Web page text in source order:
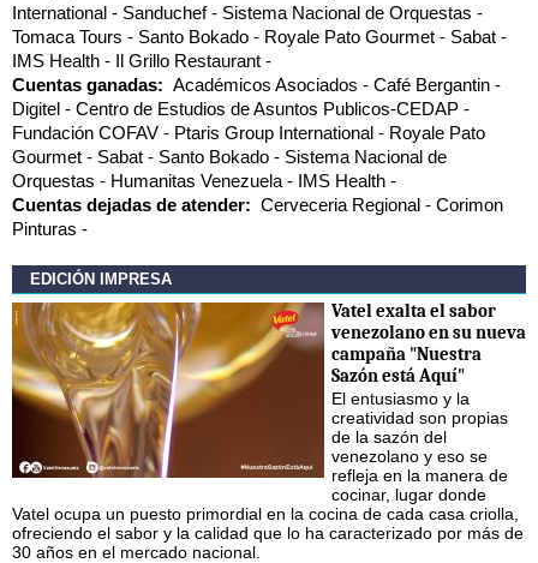
International
Sanduchef
Sistema Nacional de Orquestas
Tomaca Tours
Santo Bokado Royale Pato Gourmet
Sabat
IMS Health
Il Grillo Restaurant
Cuentas ganadas: Académicos Asociados
Café Bergantin
Digitel
Centro de Estudios de Asuntos Publicos-CEDAP
Fundación COFAV
Ptaris Group International
Royale Pato
Gourmet
Sabat Santo Bokado
Sistema Nacional de
Orquestas
Humanitas Venezuela
IMS Health
Cuentas dejadas de atender: Cerveceria Regional
Corimon
Pinturas
EDICIÓN IMPRESA
Vatel exalta el sabor
venezolano en su nueva
campaña "Nuestra
Sazón está Aquí"
El entusiasmo y la
creatividad son propias
de la sazón del
venezolano y eso se
refleja en la manera de
cocinar, lugar donde
Vatel ocupa un puesto primordial en la cocina de cada casa criolla,
ofreciendo el sabor y la calidad que lo ha caracterizado por más de
30 años en el mercado nacional.